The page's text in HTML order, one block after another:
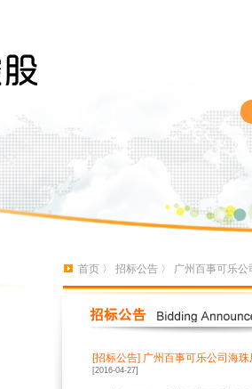
首页 〉 招标公告 〉 广州百事可乐
[招标公告] 广州百事可乐公司海
[2016-04-27]